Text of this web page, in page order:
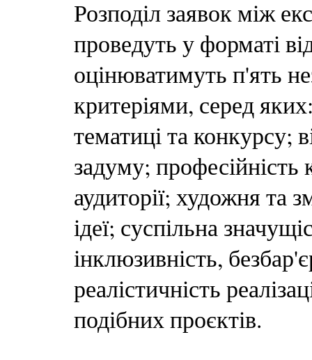
Розподіл заявок між
проведуть у форматі
оцінюватимуть п'ять
критеріями, серед
тематиці та конкурсу;
задуму;
аудиторії; художня та
ідеї; суспільна
інклюзивність,
реалістичність
подібних проєктів.